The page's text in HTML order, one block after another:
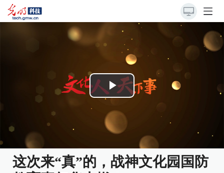
Play
Video
这次来“真”的，战神文化园国防